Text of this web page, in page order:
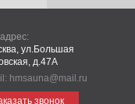
ул.Большая
д.47А
hmsauna@mail.ru
звонок